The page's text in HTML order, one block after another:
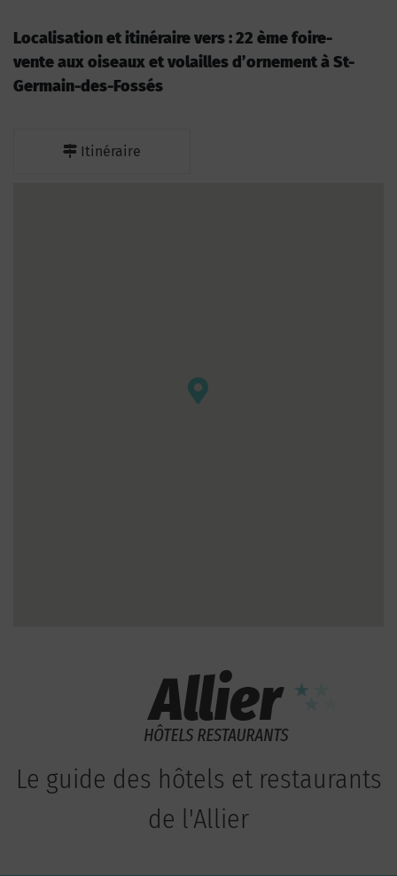
Localisation et itinéraire vers : 22 ème foire-
vente aux oiseaux et volailles d’ornement à St-
Germain-des-Fossés
Itinéraire
Le guide des hôtels et restaurants
de l'Allier